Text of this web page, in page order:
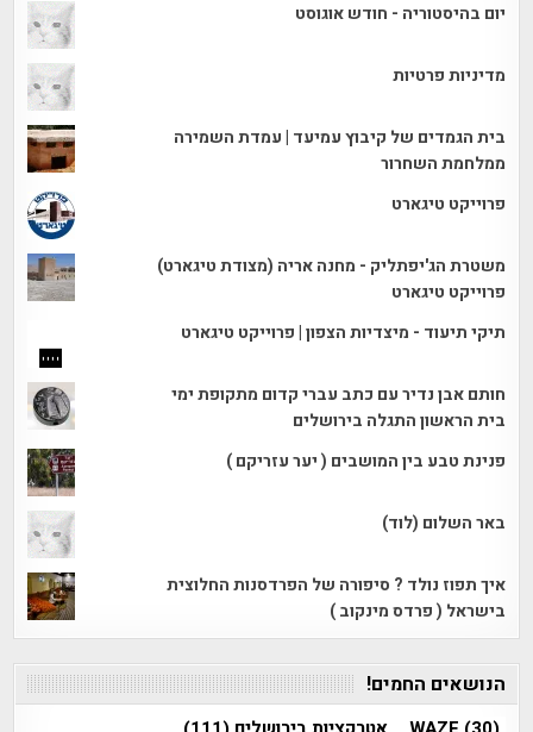
יום בהיסטוריה - חודש אוגוסט
מדיניות פרטיות
בית הגמדים של קיבוץ עמיעד | עמדת השמירה
ממלחמת השחרור
פרוייקט טיגארט
משטרת הג'יפתליק - מחנה אריה (מצודת טיגארט)
פרוייקט טיגארט
תיקי תיעוד - מיצדיות הצפון | פרוייקט טיגארט
חותם אבן נדיר עם כתב עברי קדום מתקופת ימי
בית הראשון התגלה בירושלים
פנינת טבע בין המושבים ( יער עזריקם )
באר השלום (לוד)
איך תפוז נולד ? סיפורה של הפרדסנות החלוצית
בישראל ( פרדס מינקוב )
הנושאים החמים!